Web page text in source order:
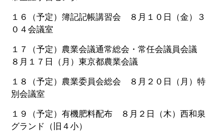
１６（予定）簿記記帳講習会 ８月１０日（金）３
０４会議室
１７（予定）農業会議通常総会・常任会議員会議
８月１７日（月）東京都農業会議
１８（予定）農業委員会総会 ８月２０日（月）特
別会議室
１９（予定）有機肥料配布 ８月２日（木）西和泉
グランド（旧４小）